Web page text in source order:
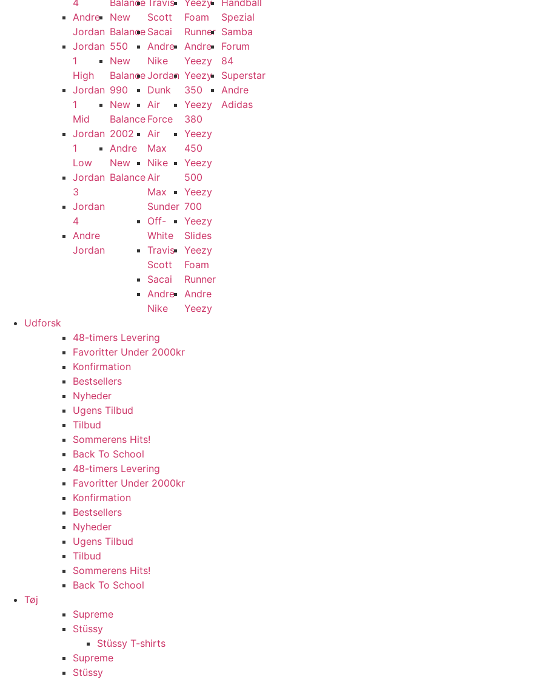
4
Andre
Jordan
Jordan
1
High
Jordan
1
Mid
Jordan
1
Low
Jordan
3
Jordan
4
Andre
Jordan
Balance
New
Balance
550
New
Balance
990
New
Balance
2002
Andre
New
Balance
Travis
Scott
Sacai
Andre
Nike
Jordan
Dunk
Air
Force
Air
Max
Nike
Air
Max
Sunder
Off-
White
Travis
Scott
Sacai
Andre
Nike
Yeezy
Foam
Runner
Andre
Yeezy
Yeezy
350
Yeezy
380
Yeezy
450
Yeezy
500
Yeezy
700
Yeezy
Slides
Yeezy
Foam
Runner
Andre
Yeezy
Handball
Spezial
Samba
Forum
84
Superstar
Andre
Adidas
Udforsk
48-timers Levering
Favoritter Under 2000kr
Konfirmation
Bestsellers
Nyheder
Ugens Tilbud
Tilbud
Sommerens Hits!
Back To School
48-timers Levering
Favoritter Under 2000kr
Konfirmation
Bestsellers
Nyheder
Ugens Tilbud
Tilbud
Sommerens Hits!
Back To School
Tøj
Supreme
Stüssy
Stüssy T-shirts
Supreme
Stüssy